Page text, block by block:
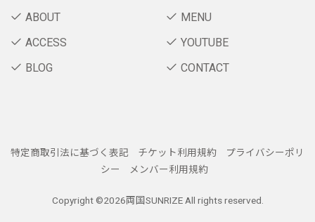
ABOUT
MENU
ACCESS
YOUTUBE
BLOG
CONTACT
特定商取引法に基づく表記 チケット利用規約
プライバシーポリ
シー
メンバー利用規約
Copyright ©2026両国SUNRIZE All rights reserved.